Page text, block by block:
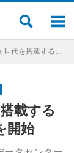
メ
ュ
サ
ト
サーバーの取り扱いを開始
載する
開始